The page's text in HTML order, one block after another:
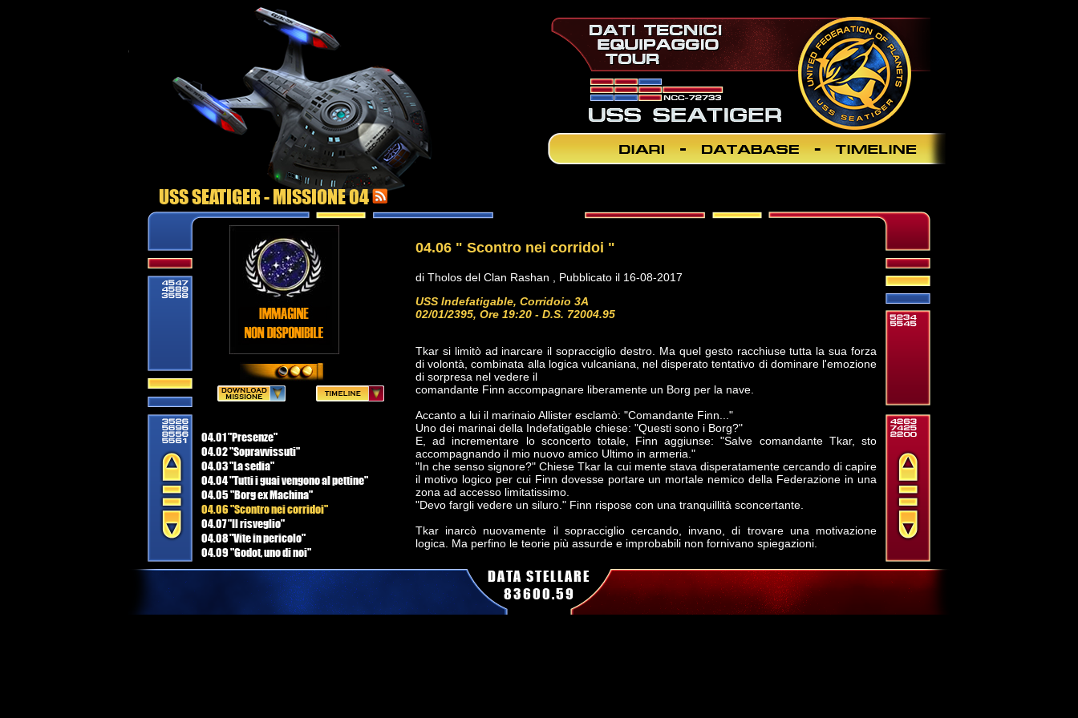
USS SEATIGER - MISSIONE 04
04.01 "Presenze"
04.02 "Sopravvissuti"
04.03 "La sedia"
04.04 "Tutti i guai vengono al pettine"
04.05 "Borg ex Machina"
04.06 "Scontro nei corridoi"
04.07 "Il risveglio"
04.08 "Vite in pericolo"
04.09 "Godot, uno di noi"
04.10 "Bolle, sfere e piume"
04.11 "Unimatrix 7480946"
04.12 "E' l'alpha o l'omega?"
04.13 "The Borg's Rock 'n' Roll"
04.06 " Scontro nei corridoi "
di Tholos del Clan Rashan , Pubblicato il 16-08-2017
USS Indefatigable, Corridoio 3A
02/01/2395, Ore 19:20 - D.S. 72004.95
Tkar si limitò ad inarcare il sopracciglio destro. Ma quel gesto racchiuse tutta la sua forza
di volontà, combinata alla logica vulcaniana, nel disperato tentativo di dominare l'emozione
di sorpresa nel vedere il
comandante Finn accompagnare liberamente un Borg per la nave.
Accanto a lui il marinaio Allister esclamò: "Comandante Finn..."
Uno dei marinai della Indefatigable chiese: "Questi sono i Borg?"
E, ad incrementare lo sconcerto totale, Finn aggiunse: "Salve comandante Tkar, sto
accompagnando il mio nuovo amico Ultimo in armeria."
"In che senso signore?" Chiese Tkar la cui mente stava disperatamente cercando di capire
il motivo logico per cui Finn dovesse portare un mortale nemico della Federazione in una
zona ad accesso limitatissimo.
"Devo fargli vedere un siluro." Finn rispose con una tranquillità sconcertante.
Tkar inarcò nuovamente il sopracciglio cercando, invano, di trovare una motivazione
logica. Ma perfino le teorie più assurde e improbabili non fornivano spiegazioni.
Il vulcaniano fece per parlare ma il comandante Barrett fu più veloce: "Un momento, io non
so chi è lei, ma qui comando io e nessuno può avere accesso ai siluri fotonici della mia
nave senza avere il mio consenso."
DATA STELLARE
83600.59